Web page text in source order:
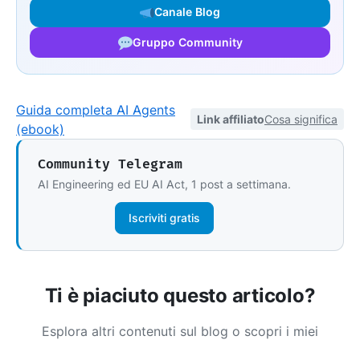
Canale Blog
Gruppo Community
Guida completa AI Agents
(ebook)
Link affiliatoCosa significa
Community Telegram
AI Engineering ed EU AI Act, 1 post a settimana.
Iscriviti gratis
Ti è piaciuto questo articolo?
Esplora altri contenuti sul blog o scopri i miei